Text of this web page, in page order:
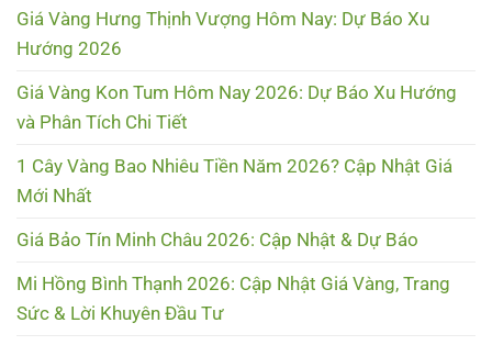
Giá Vàng Hưng Thịnh Vượng Hôm Nay: Dự Báo Xu
Hướng 2026
Giá Vàng Kon Tum Hôm Nay 2026: Dự Báo Xu Hướng
và Phân Tích Chi Tiết
1 Cây Vàng Bao Nhiêu Tiền Năm 2026? Cập Nhật Giá
Mới Nhất
Giá Bảo Tín Minh Châu 2026: Cập Nhật & Dự Báo
Mi Hồng Bình Thạnh 2026: Cập Nhật Giá Vàng, Trang
Sức & Lời Khuyên Đầu Tư